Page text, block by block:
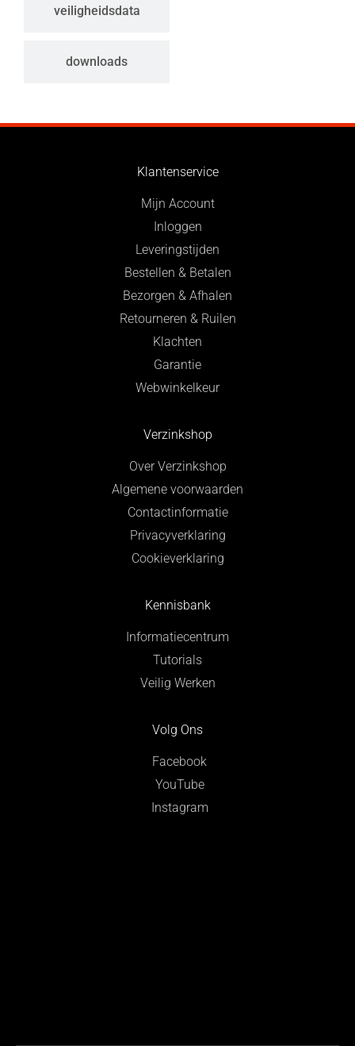
veiligheidsdata
downloads
Klantenservice
Mijn Account
Inloggen
Leveringstijden
Bestellen & Betalen
Bezorgen & Afhalen
Retourneren & Ruilen
Klachten
Garantie
Webwinkelkeur
Verzinkshop
Over Verzinkshop
Algemene voorwaarden
Contactinformatie
Privacyverklaring
Cookieverklaring
Kennisbank
Informatiecentrum
Tutorials
Veilig Werken
Volg Ons
Facebook
YouTube
Instagram